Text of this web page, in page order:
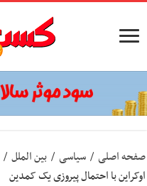
صفحه اصلی / سیاسی / بین الملل /
اوکراین با احتمال پیروزی یک کمدین